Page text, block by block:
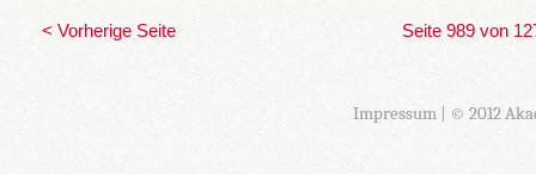
< Vorherige Seite Seite 989 von
Impressum| © 2012